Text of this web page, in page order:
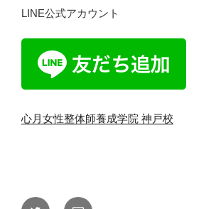
LINE公式アカウント
心月女性整体師養成学院 神戸校
Twitter メ